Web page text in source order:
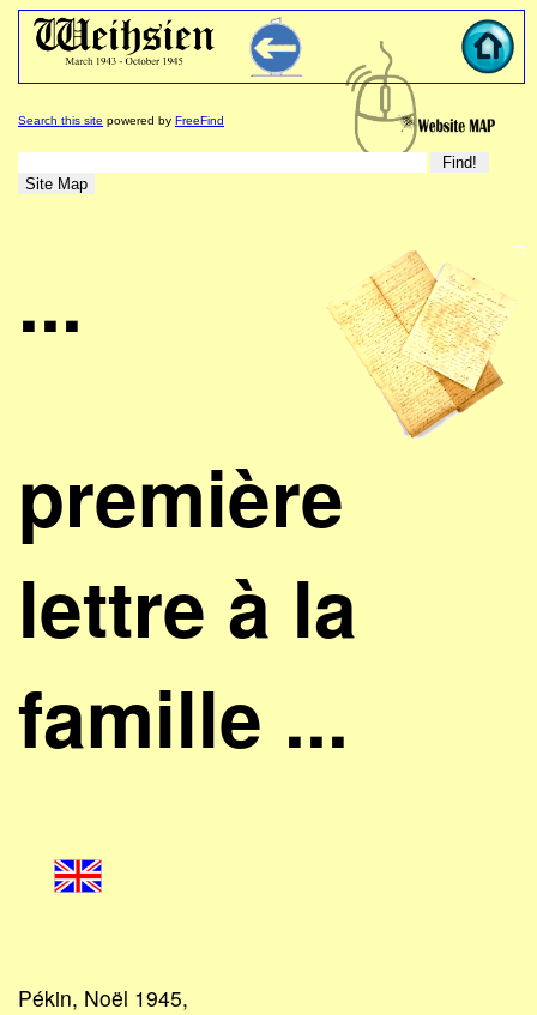
Search this site powered by FreeFind
...
première
lettre à la
famille ...
Pékin, Noël 1945,